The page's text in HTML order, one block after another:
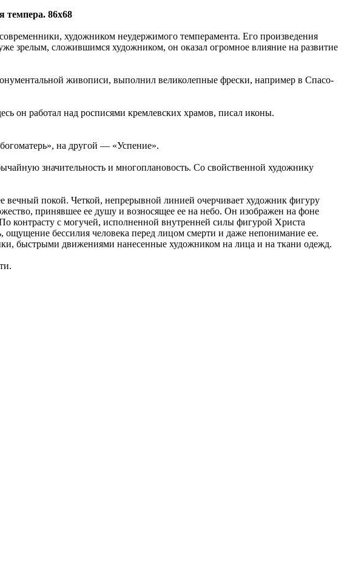
темпера. 86x68
художником неудержимого темперамента. Его произведения
зрелым, сложившимся художником, он оказал огромное влияние на развитие
живописи, выполнил великолепные фрески, например в Спасо-
он работал над росписями кремлевских храмов, писал иконы.
на другой — «Успение».
значительность и многоплановость. Со свойственной художнику
вечный покой. Четкой, непрерывной линией очерчивает художник фигуру
принявшее ее душу и возносящее ее на небо. Он изображен на фоне
контрасту с могучей, исполненной внутренней силы фигурой Христа
бессилия человека перед лицом смерти и даже непонимание ее.
быстрыми движениями нанесенные художником на лица и на ткани одежд.